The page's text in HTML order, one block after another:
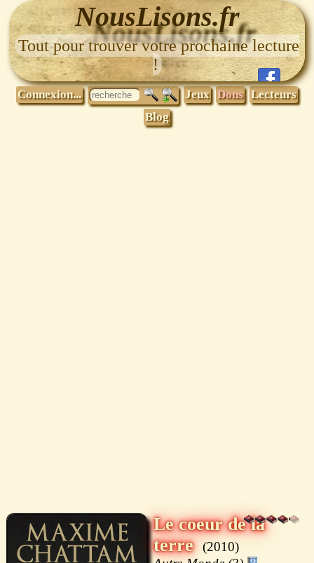
NousLisons.fr
Tout pour trouver votre prochaine lecture
!
Connexion... Jeux Dons Lecteurs
Blog
Le coeur de la
terre
2010